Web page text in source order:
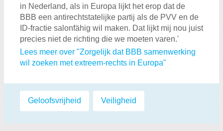
in Nederland, als in Europa lijkt het erop dat de
BBB een antirechtstatelijke partij als de PVV en de
ID-fractie salonfähig wil maken. Dat lijkt mij nou juist
precies niet de richting die we moeten varen.'
Lees meer over "Zorgelijk dat BBB samenwerking
wil zoeken met extreem-rechts in Europa"
Labels:
Geloofsvrijheid Veiligheid